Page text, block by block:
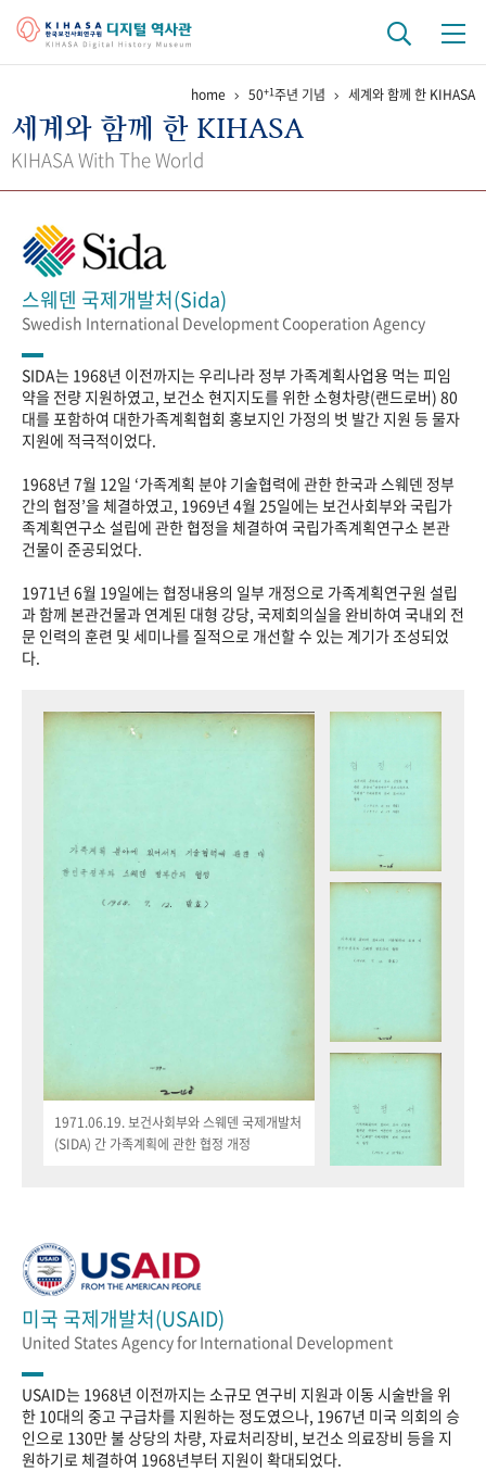
걸어온 길 기관 변천사 역대 기관장
정책과 연구 키워드로 보는 연구 역사
간행물 변천사
기록물 아카이브
사진 아카이브 문서 기록물 행정박물 영상 기록물
성과 50선 숫자로 보는 50년 50+1주년 광장
세계와 함께 한 KIHASA
VR 역사관
home 50+1주년 기념 세계와 함께 한 KIHASA
세계와 함께 한 KIHASA
KIHASA With The World
스웨덴 국제개발처(Sida)
Swedish International Development Cooperation Agency
SIDA는 1968년 이전까지는 우리나라 정부 가족계획사업용 먹는 피임
약을 전량 지원하였고, 보건소 현지지도를 위한 소형차량(랜드로버) 80
대를 포함하여 대한가족계획협회 홍보지인 가정의 벗 발간 지원 등 물자
지원에 적극적이었다.
1968년 7월 12일 ‘가족계획 분야 기술협력에 관한 한국과 스웨덴 정부
간의 협정’을 체결하였고, 1969년 4월 25일에는 보건사회부와 국립가
족계획연구소 설립에 관한 협정을 체결하여 국립가족계획연구소 본관
건물이 준공되었다.
1971년 6월 19일에는 협정내용의 일부 개정으로 가족계획연구원 설립
과 함께 본관건물과 연계된 대형 강당, 국제회의실을 완비하여 국내외 전
문 인력의 훈련 및 세미나를 질적으로 개선할 수 있는 계기가 조성되었
다.
1971.06.19. 보건사회부와 스웨덴 국제개발처
(SIDA) 간 가족계획에 관한 협정 개정
미국 국제개발처(USAID)
United States Agency for International Development
USAID는 1968년 이전까지는 소규모 연구비 지원과 이동 시술반을 위
한 10대의 중고 구급차를 지원하는 정도였으나, 1967년 미국 의회의 승
인으로 130만 불 상당의 차량, 자료처리장비, 보건소 의료장비 등을 지
원하기로 체결하여 1968년부터 지원이 확대되었다.